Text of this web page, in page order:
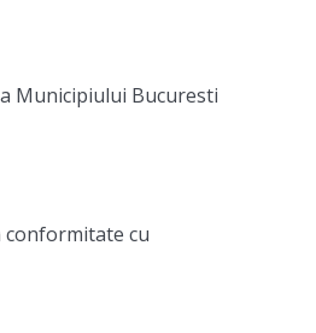
Municipiului Bucuresti
conformitate cu